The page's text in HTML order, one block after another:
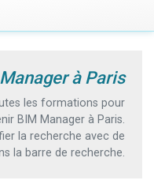
à Paris
les formations pour
BIM Manager à Paris.
la recherche avec de
la barre de recherche.